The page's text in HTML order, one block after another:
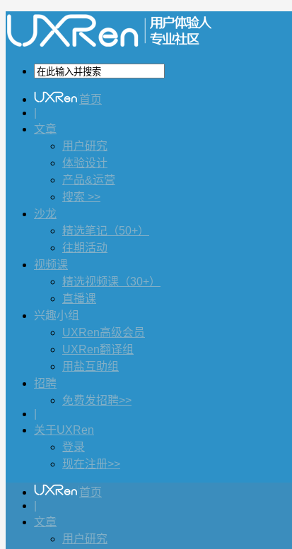
首页
文章
用户研究
体验设计
产品&运营
搜索 >>
沙龙
精选笔记（50+）
往期活动
视频课
精选视频课（30+）
直播课
兴趣小组
UXRen高级会员
UXRen翻译组
用盐互助组
招聘
免费发招聘>>
关于UXRen
登录
现在注册>>
首页
文章
用户研究